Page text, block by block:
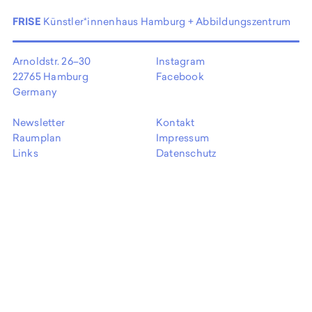
FRISE Künstler*innenhaus Hamburg + Abbildungszentrum
Arnoldstr. 26–30
22765 Hamburg
Germany
Instagram
Facebook
Newsletter
Raumplan
Links
Kontakt
Impressum
Datenschutz